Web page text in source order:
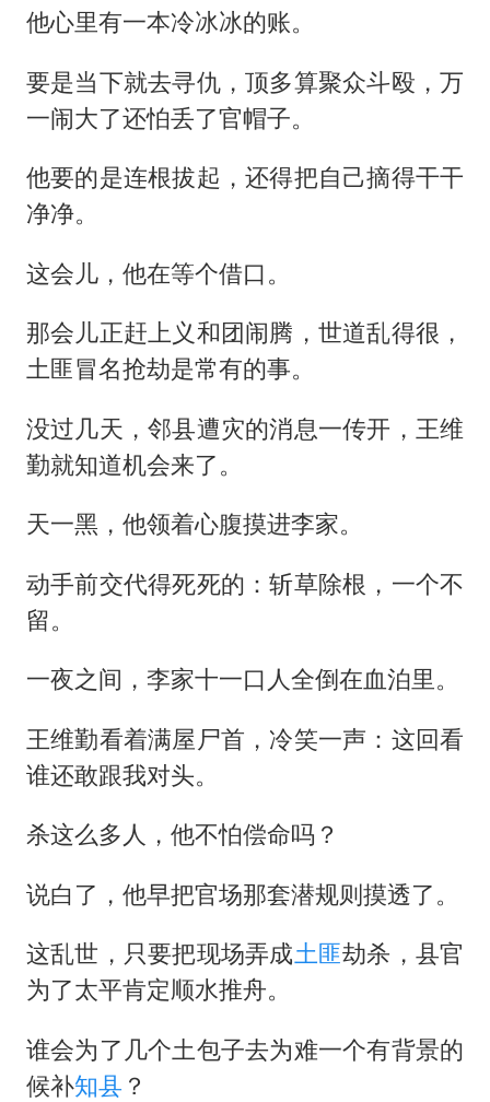
他心里有一本冷冰冰的账。
要是当下就去寻仇，顶多算聚众斗殴，万
一闹大了还怕丢了官帽子。
他要的是连根拔起，还得把自己摘得干干
净净。
这会儿，他在等个借口。
那会儿正赶上义和团闹腾，世道乱得很，
土匪冒名抢劫是常有的事。
没过几天，邻县遭灾的消息一传开，王维
勤就知道机会来了。
天一黑，他领着心腹摸进李家。
动手前交代得死死的：斩草除根，一个不
留。
一夜之间，李家十一口人全倒在血泊里。
王维勤看着满屋尸首，冷笑一声：这回看
谁还敢跟我对头。
杀这么多人，他不怕偿命吗？
说白了，他早把官场那套潜规则摸透了。
这乱世，只要把现场弄成土匪劫杀，县官
为了太平肯定顺水推舟。
谁会为了几个土包子去为难一个有背景的
候补知县 ？